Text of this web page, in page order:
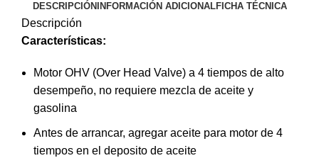
DESCRIPCIÓN INFORMACIÓN ADICIONALFICHA TÉCNICA
Descripción
Características:
Motor OHV (Over Head Valve) a 4 tiempos de alto
desempeño, no requiere mezcla de aceite y
gasolina
Antes de arrancar, agregar aceite para motor de 4
tiempos en el deposito de aceite